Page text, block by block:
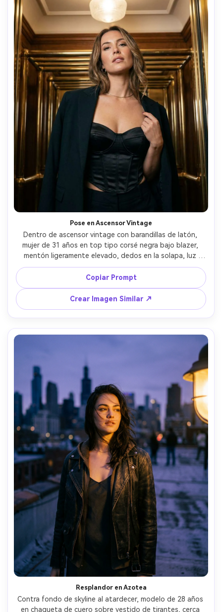
Pose en Ascensor Vintage
Dentro de ascensor vintage con barandillas de latón,
mujer de 31 años en top tipo corsé negra bajo blazer,
mentón ligeramente elevado, dedos en la solapa, luz
suave arriba y clave gentil, 35mm f/2, encuadre editorial
medio cuerpo, ambiente audaz y seductor, detalle
fotorealista, textura natural de piel, luces nítidas, alta
resolución --ar 4:5
Copiar Prompt
Crear Imagen Similar ↗
Resplandor en Azotea
Contra fondo de skyline al atardecer, modelo de 28 años
en chaqueta de cuero sobre vestido de tirantes, cerca